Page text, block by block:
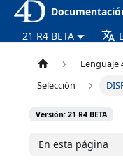
21 R4 BETA
Lenguaje
Selección
Versión: 21 R4 BETA
En esta página